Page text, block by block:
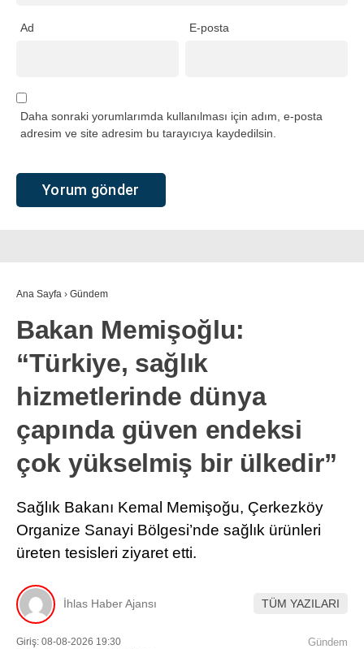
Ad E-posta
Daha sonraki yorumlarımda kullanılması için adım, e-posta
adresim ve site adresim bu tarayıcıya kaydedilsin.
Ana Sayfa › Gündem
Bakan Memişoğlu:
“Türkiye, sağlık
hizmetlerinde dünya
çapında güven endeksi
çok yükselmiş bir ülkedir”
Sağlık Bakanı Kemal Memişoğu, Çerkezköy
Organize Sanayi Bölgesi’nde sağlık ürünleri
üreten tesisleri ziyaret etti.
İhlas Haber Ajansı TÜM YAZILARI
Giriş: 08-08-2026 19:30
Gündem